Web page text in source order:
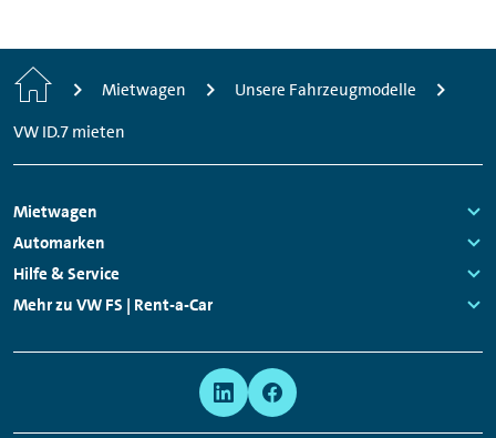
Start Mietwagen
Unsere Fahrzeugmodelle
VW ID.7 mieten
Footer
Navigation
Mietwagen
Links:
Automarken
Links:
Hilfe & Service
Links:
Mehr zu VW FS | Rent-a-Car